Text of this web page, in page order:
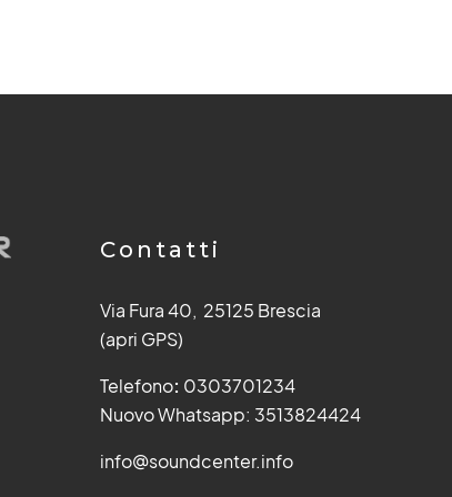
Contatti
Via Fura 40, 25125 Brescia
(apri GPS)
Telefono: 0303701234
Nuovo Whatsapp: 3513824424
info@soundcenter.info